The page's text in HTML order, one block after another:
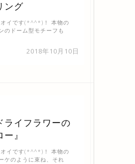
ング
2018年10月10日
オイです(*^^*)！ 本物の
のドーム型モチーフも
ライフラワーの
』
オイです(*^^*)！ 本物の
ケのように束ね、それ